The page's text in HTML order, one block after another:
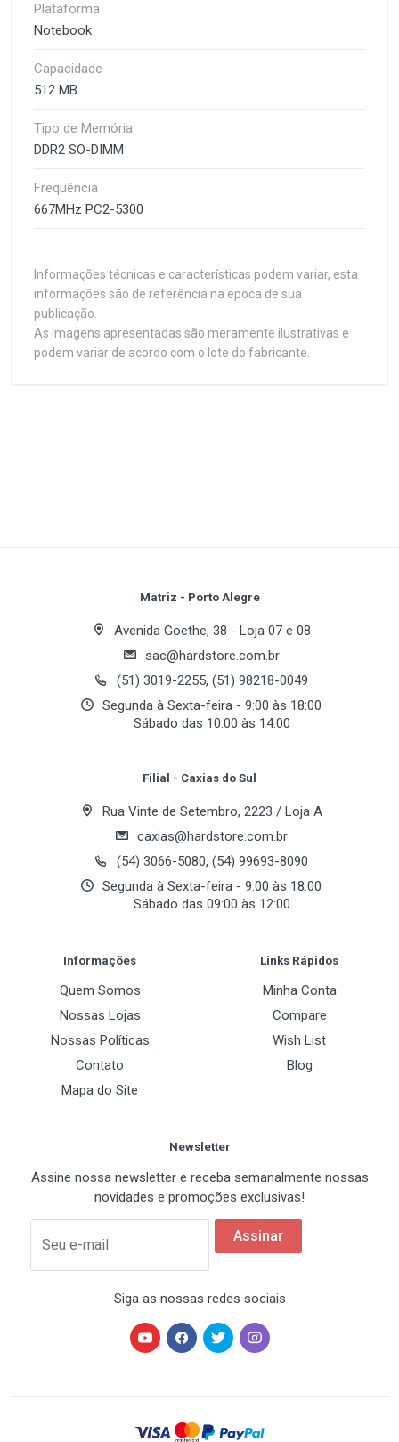
Plataforma
Notebook
Capacidade
512 MB
Tipo de Memória
DDR2 SO-DIMM
Frequência
667MHz PC2-5300
Informações técnicas e características podem variar, esta
informações são de referência na epoca de sua
publicação.
As imagens apresentadas são meramente ilustrativas e
podem variar de acordo com o lote do fabricante.
Your Name
Email Address
Matriz - Porto Alegre
Avenida Goethe, 38 - Loja 07 e 08
sac@hardstore.com.br
(51) 3019-2255, (51) 98218-0049
Segunda à Sexta-feira - 9:00 às 18:00
Sábado das 10:00 às 14:00
Filial - Caxias do Sul
Rua Vinte de Setembro, 2223 / Loja A
caxias@hardstore.com.br
(54) 3066-5080, (54) 99693-8090
Segunda à Sexta-feira - 9:00 às 18:00
Sábado das 09:00 às 12:00
Informações
Quem Somos
Nossas Lojas
Nossas Políticas
Contato
Mapa do Site
Links Rápidos
Minha Conta
Compare
Wish List
Blog
Newsletter
Assine nossa newsletter e receba semanalmente nossas
novidades e promoções exclusivas!
Seu e-mail
Assinar
Siga as nossas redes sociais